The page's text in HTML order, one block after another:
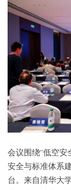
会议围绕“低空安
安全与标准体系
台。来自清华大